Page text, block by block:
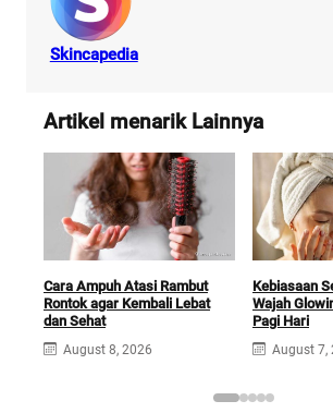
Skincapedia
Artikel menarik Lainnya
Cara Ampuh Atasi Rambut
Rontok agar Kembali Lebat
dan Sehat
August 8, 2026
Kebiasaan
Wajah
Pagi Hari
August 7,